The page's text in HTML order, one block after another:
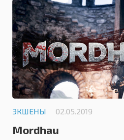
ЭКШЕНЫ 02.05.2019
Mordhau